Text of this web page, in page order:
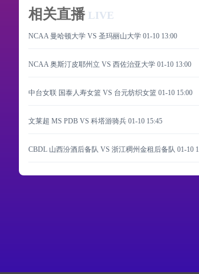
相关直播 LIVE
NCAA 曼哈顿大学 VS 圣玛丽山大学 01-10 13:00
NCAA 奥斯汀皮耶州立 VS 西佐治亚大学 01-10 13:00
中台女联 国泰人寿女篮 VS 台元纺织女篮 01-10 15:00
文莱超 MS PDB VS 科塔游骑兵 01-10 15:45
CBDL 山西汾酒后备队 VS 浙江稠州金租后备队 01-10